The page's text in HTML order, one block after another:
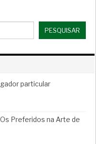
PESQUISAR
particular
Preferidos na Arte de